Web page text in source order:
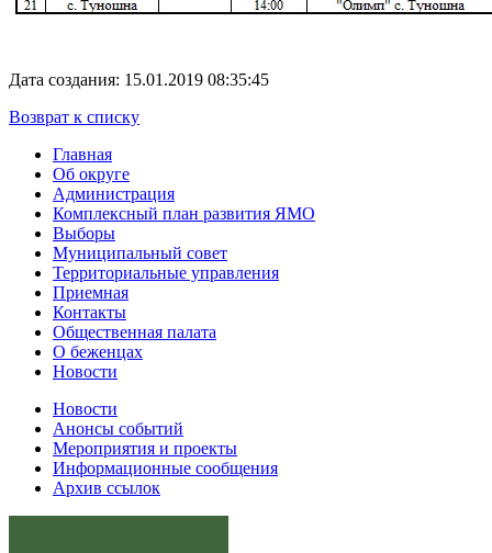
Дата создания: 15.01.2019 08:35:45
Возврат к списку
Главная
Об округе
Администрация
Комплексный план развития ЯМО
Выборы
Муниципальный совет
Территориальные управления
Приемная
Контакты
Общественная палата
О беженцах
Новости
Новости
Анонсы событий
Мероприятия и проекты
Информационные сообщения
Архив ссылок